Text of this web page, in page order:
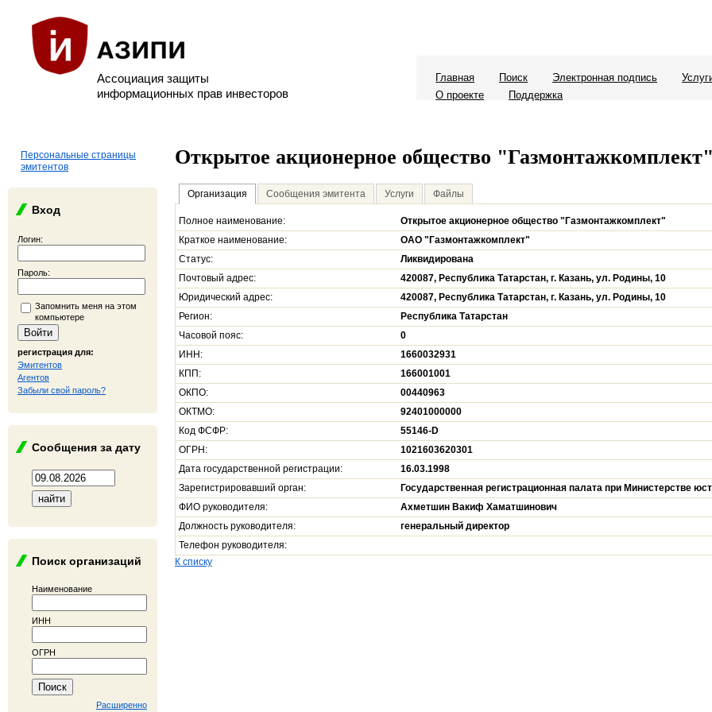
Ассоциация защиты
информационных прав инвесторов
Главная Поиск Электронная подпись
О проекте
Поддержка
Персональные страницы
эмитентов
Вход
Логин:
Пароль:
Запомнить меня на этом
компьютере
регистрация для:
Эмитентов
Агентов
Забыли свой пароль?
Сообщения за дату
Поиск организаций
Наименование
ИНН
ОГРН
Расширенно
Открытое акционерное общество "Газмонтажкомплект"
Организация Сообщения эмитента Услуги Файлы
Полное наименование:
Открытое акционерное общество "Газмонтажкомплект"
Краткое наименование:
ОАО "Газмонтажкомплект"
Статус:
Ликвидирована
Почтовый адрес:
420087, Республика Татарстан, г. Казань, ул. Родины, 10
Юридический адрес:
420087, Республика Татарстан, г. Казань, ул. Родины, 10
Регион:
Республика Татарстан
Часовой пояс:
0
ИНН:
1660032931
КПП:
166001001
ОКПО:
00440963
ОКТМО:
92401000000
Код ФСФР:
55146-D
ОГРН:
1021603620301
Дата государственной регистрации:
16.03.1998
Зарегистрировавший орган:
Государственная регистрационная палата при Министерстве
ФИО руководителя:
Ахметшин Вакиф Хаматшинович
Должность руководителя:
генеральный директор
Телефон руководителя:
К списку